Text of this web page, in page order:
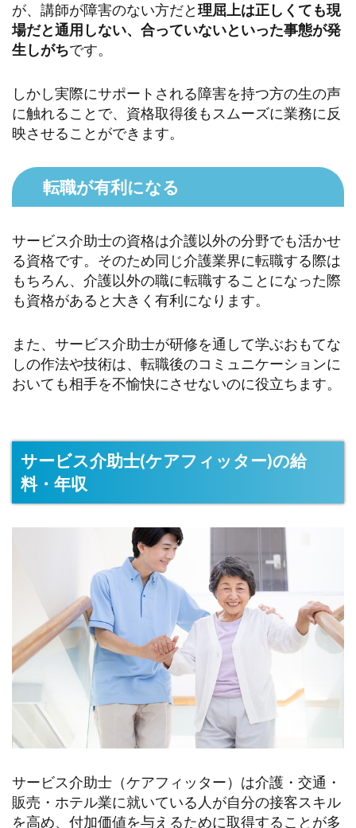
が、講師が障害のない方だと理屈上は正しくても現
場だと通用しない、合っていないといった事態が発
生しがちです。
しかし実際にサポートされる障害を持つ方の生の声
に触れることで、資格取得後もスムーズに業務に反
映させることができます。
転職が有利になる
サービス介助士の資格は介護以外の分野でも活かせ
る資格です。そのため同じ介護業界に転職する際は
もちろん、介護以外の職に転職することになった際
も資格があると大きく有利になります。
また、サービス介助士が研修を通して学ぶおもてな
しの作法や技術は、転職後のコミュニケーションに
おいても相手を不愉快にさせないのに役立ちます。
サービス介助士(ケアフィッター)の給
料・年収
サービス介助士（ケアフィッター）は介護・交通・
販売・ホテル業に就いている人が自分の接客スキル
を高め、付加価値を与えるために取得することが多